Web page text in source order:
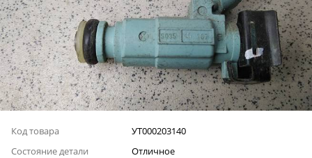
Код товара
УТ000203140
Состояние детали
Отличное